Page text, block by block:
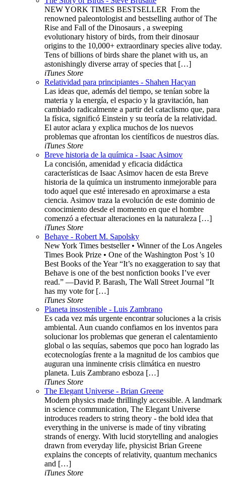
NEW YORK TIMES BESTSELLER ​​​ From the
renowned paleontologist and bestselling author of The
Rise and Fall of the Dinosaurs , a sweeping
evolutionary history of birds, from their dinosaur
origins to the 10,000+ extraordinary species alive today.
Tens of billions of birds share the planet with us, an
astonishingly diverse array of species that […]
iTunes Store
Relatividad para principiantes - Shahen Hacyan
Las ideas que, además del tiempo, se tenían sobre la
materia y la energía, el espacio y la gravitación, han
cambiado radicalmente a partir del cataclismo que, para
la física, significó Einstein y su teoría de la relatividad.
El autor aclara y explica muchos de los nuevos
problemas que afrontan los científicos de nuestros días.
iTunes Store
Breve historia de la química - Isaac Asimov
La concisión, amenidad y eficacia didáctica
características de Isaac Asimov hacen de esta Breve
historia de la química un instrumento inmejorable para
todo aquel que esté interesado en aproximarse a esta
ciencia. Asimov traza la evolución de este dominio de
conocimiento desde el momento en que el hombre
comenzó a efectuar alteraciones en la naturaleza […]
iTunes Store
Behave - Robert M. Sapolsky
New York Times bestseller • Winner of the Los Angeles
Times Book Prize • One of the Washington Post 's 10
Best Books of the Year “It’s no exaggeration to say that
Behave is one of the best nonfiction books I’ve ever
read.” —David P. Barash, The Wall Street Journal "It
has my vote for […]
iTunes Store
Planeta insostenible - Luis Zambrano
Es cada vez más urgente encontrar soluciones a la crisis
ambiental. Aun cuando confiamos en los inventos para
solucionar los problemas que generan el calentamiento
global o las sequías, sabemos que poco han logrado las
ecotecnologías frente a la magnitud de los cambios que
auguran una inminente crisis climática en nuestro
planeta. Luis Zambrano esboza […]
iTunes Store
The Elegant Universe - Brian Greene
Modern physics made thrillingly accessible. A landmark
in science communication, The Elegant Universe
introduces readers to string theory - the bold idea that
everything in the universe is made of tiny vibrating
strands of energy. With lucid storytelling and analogies
drawn from everyday life, physicist Brian Greene
explains the concepts of relativity, quantum mechanics
and […]
iTunes Store